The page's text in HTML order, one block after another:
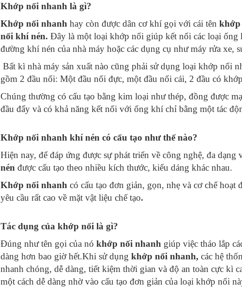
Khớp nối nhanh là gì?
Khớp nối nhanh hay còn được dân cơ khí gọi với cái tên khớp
nối khí nén. Đây là một loại khớp nối giúp kết nối các loại
đường khí nén của nhà máy hoặc các dụng cụ như máy rửa xe,
Bất kì nhà máy sản xuất nào cũng phải sử dụng loại khớp nối
gồm 2 đầu nối: Một đầu nối đực, một đầu nối cái, 2 đầu có
Chúng thường có cấu tạo bằng kim loại như thép, đồng được
đầu đẩy và có khả năng kết nối với ống khí chỉ bằng một tác
Khớp nối nhanh khí nén có cấu tạo như thế nào?
Hiện nay, để đáp ứng được sự phát triển về công nghệ, đa dạng
nén được cấu tạo theo nhiều kích thước, kiểu dáng khác nhau.
Khớp nối nhanh có cấu tạo đơn giản, gọn, nhẹ và cơ chế
yêu cầu rất cao về mặt vật liệu chế tạo.
Tác dụng của khớp nối là gì?
Đúng như tên gọi của nó khớp nối nhanh giúp việc tháo lắp
dàng hơn bao giờ hết.Khi sử dụng khớp nối nhanh, các hệ
nhanh chóng, dễ dàng, tiết kiệm thời gian và độ an toàn cực kì
một cách dễ dàng nhờ vào cấu tạo đơn giản của loại khớp nối